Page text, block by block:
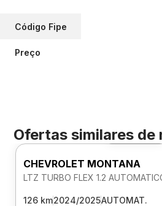
Código Fipe
Preço
Ofertas similares de
Foto 360º
CHEVROLET MONTANA
LTZ TURBO FLEX 1.2
126 km2024/2025AUTOMAT.